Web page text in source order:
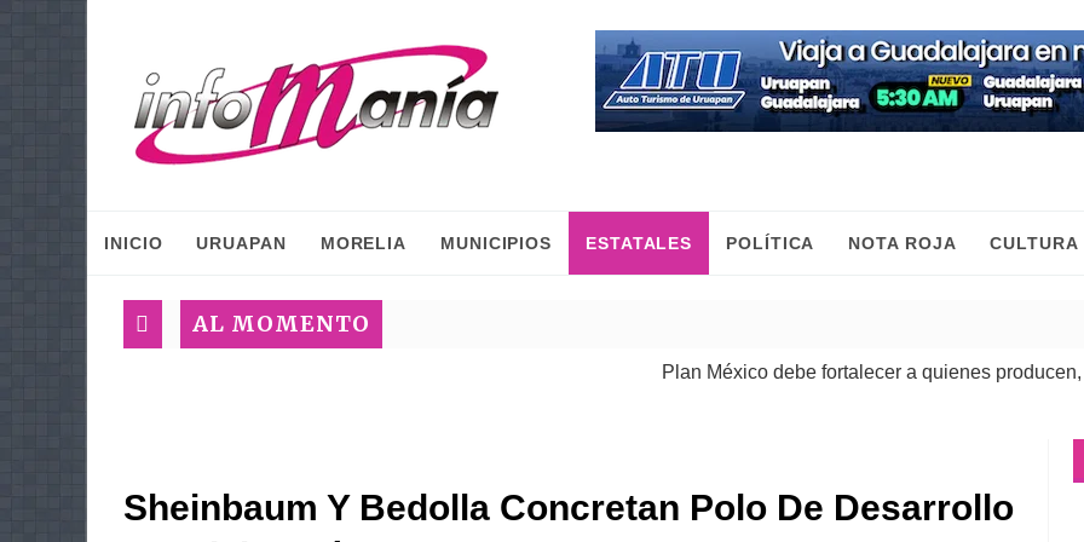
INICIO URUAPAN MORELIA MUNICIPIOS ESTATALES POLÍTICA NOTA ROJA CULTURA
AL MOMENTO
Plan México debe fortalecer a quienes producen,
Sheinbaum Y Bedolla Concretan Polo De Desarrollo